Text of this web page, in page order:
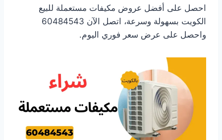
احصل على أفضل عروض مكيفات مستعملة للبيع
الكويت بسهولة وسرعة، اتصل الآن 60484543
واحصل على عرض سعر فوري اليوم.